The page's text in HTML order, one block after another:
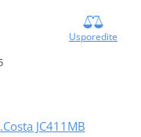
Usporedite
JC411MB